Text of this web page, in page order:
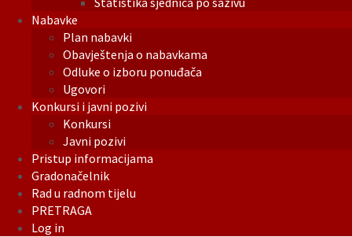
Nabavke
Plan nabavki
Obavještenja o nabavkama
Odluke o izboru ponuđača
Ugovori
Konkursi i javni pozivi
Konkursi
Javni pozivi
Pristup informacijama
Gradonačelnik
Rad u radnom tijelu
PRETRAGA
Log in